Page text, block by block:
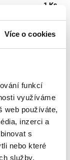
Více o cookies
funkcí
využíváme
web používáte,
inzerci a
s
nebo které
služby.
1 Ks
2.50 Kg
+
1